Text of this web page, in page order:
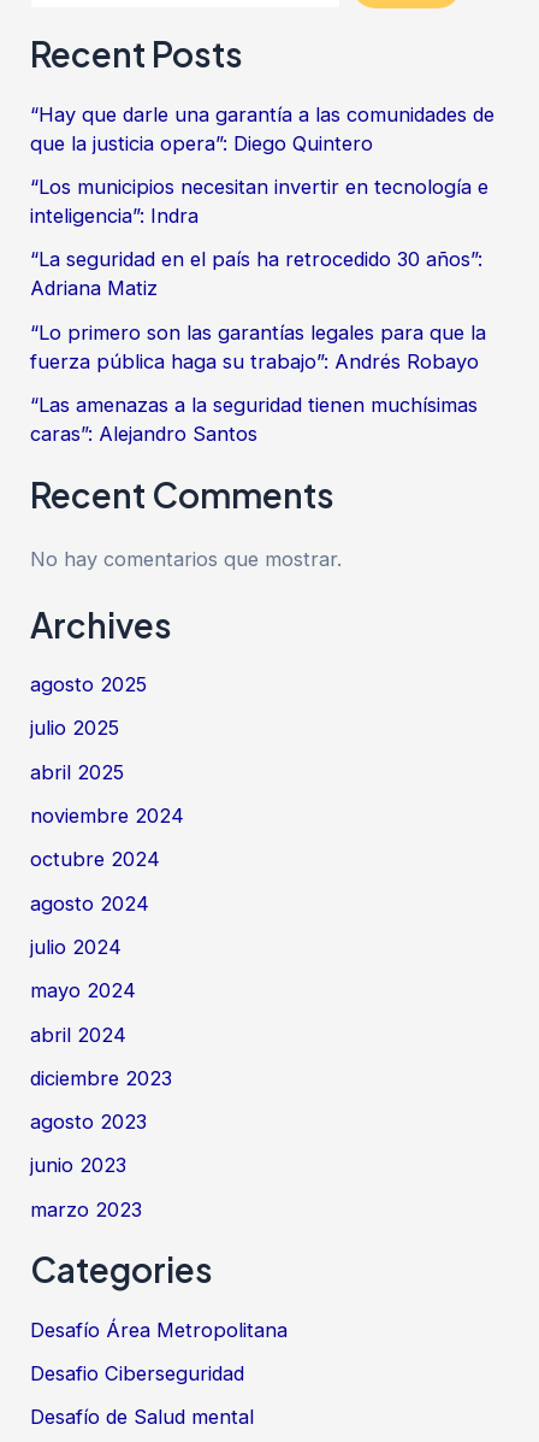
Recent Posts
“Hay que darle una garantía a las comunidades de
que la justicia opera”: Diego Quintero
“Los municipios necesitan invertir en tecnología e
inteligencia”: Indra
“La seguridad en el país ha retrocedido 30 años”:
Adriana Matiz
“Lo primero son las garantías legales para que la
fuerza pública haga su trabajo”: Andrés Robayo
“Las amenazas a la seguridad tienen muchísimas
caras”: Alejandro Santos
Recent Comments
No hay comentarios que mostrar.
Archives
agosto 2025
julio 2025
abril 2025
noviembre 2024
octubre 2024
agosto 2024
julio 2024
mayo 2024
abril 2024
diciembre 2023
agosto 2023
junio 2023
marzo 2023
Categories
Desafío Área Metropolitana
Desafio Ciberseguridad
Desafío de Salud mental